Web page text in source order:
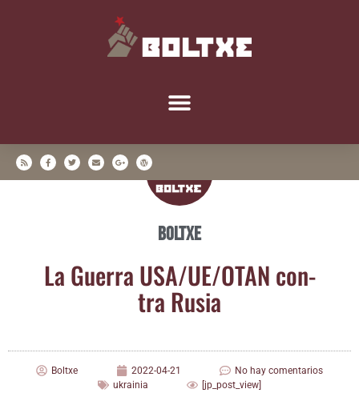
Boltxe
La Gue­rra USA/​UE/​OTAN con­
tra Rusia
Boltxe 2022-04-21
No hay comentarios
ukrainia
[jp_post_view]